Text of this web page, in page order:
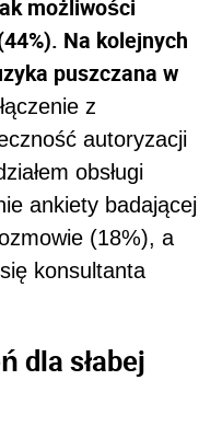
możliwości
Na kolejnych
puszczana w
z
autoryzacji
obsługi
ankiety badającej
(18%), a
konsultanta
dla słabej